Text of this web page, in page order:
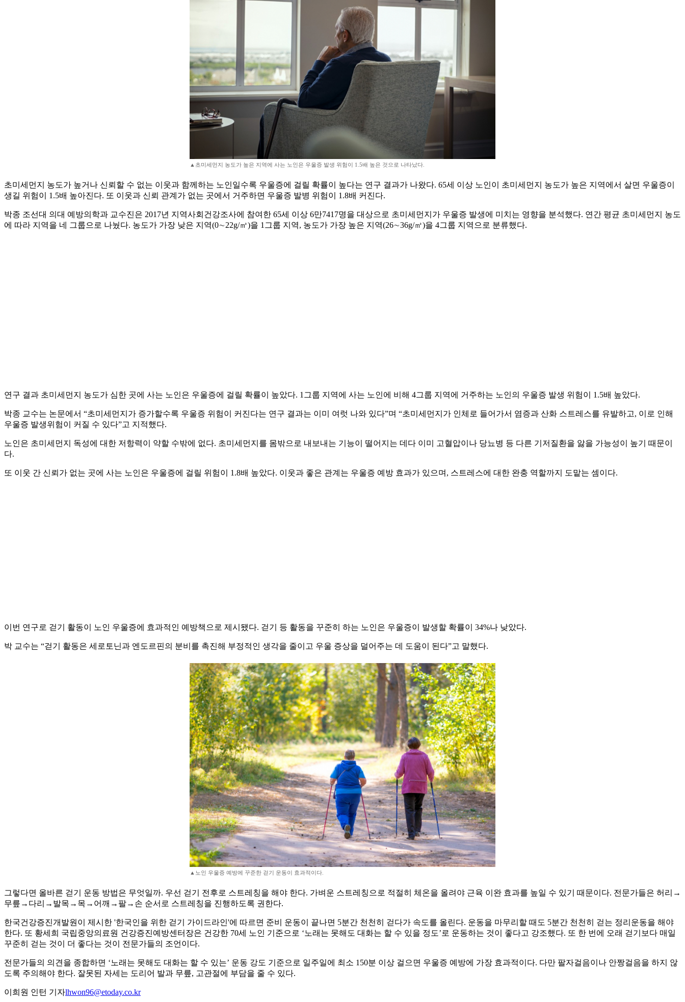
▲초미세먼지 농도가 높은 지역에 사는 노인은 우울증 발생 위험이 1.5배 높은 것으로 나타났다.
초미세먼지 농도가 높거나 신뢰할 수 없는 이웃과 함께하는 노인일수록 우울증에 걸릴 확률이 높다는 연구 결과가 나왔다. 65세 이상 노인이 초미세먼지 농도가 높은 지역에서 살면 우울증이
생길 위험이 1.5배 높아진다. 또 이웃과 신뢰 관계가 없는 곳에서 거주하면 우울증 발병 위험이 1.8배 커진다.
박종 조선대 의대 예방의학과 교수진은 2017년 지역사회건강조사에 참여한 65세 이상 6만7417명을 대상으로 초미세먼지가 우울증 발생에 미치는 영향을 분석했다. 연간 평균 초미세먼지 농도
에 따라 지역을 네 그룹으로 나눴다. 농도가 가장 낮은 지역(0∼22g/㎥)을 1그룹 지역, 농도가 가장 높은 지역(26∼36g/㎥)을 4그룹 지역으로 분류했다.
연구 결과 초미세먼지 농도가 심한 곳에 사는 노인은 우울증에 걸릴 확률이 높았다. 1그룹 지역에 사는 노인에 비해 4그룹 지역에 거주하는 노인의 우울증 발생 위험이 1.5배 높았다.
박종 교수는 논문에서 “초미세먼지가 증가할수록 우울증 위험이 커진다는 연구 결과는 이미 여럿 나와 있다”며 “초미세먼지가 인체로 들어가서 염증과 산화 스트레스를 유발하고, 이로 인해
우울증 발생위험이 커질 수 있다”고 지적했다.
노인은 초미세먼지 독성에 대한 저항력이 약할 수밖에 없다. 초미세먼지를 몸밖으로 내보내는 기능이 떨어지는 데다 이미 고혈압이나 당뇨병 등 다른 기저질환을 앓을 가능성이 높기 때문이
다.
또 이웃 간 신뢰가 없는 곳에 사는 노인은 우울증에 걸릴 위험이 1.8배 높았다. 이웃과 좋은 관계는 우울증 예방 효과가 있으며, 스트레스에 대한 완충 역할까지 도맡는 셈이다.
이번 연구로 걷기 활동이 노인 우울증에 효과적인 예방책으로 제시됐다. 걷기 등 활동을 꾸준히 하는 노인은 우울증이 발생할 확률이 34%나 낮았다.
박 교수는 “걷기 활동은 세로토닌과 엔도르핀의 분비를 촉진해 부정적인 생각을 줄이고 우울 증상을 덜어주는 데 도움이 된다”고 말했다.
▲노인 우울증 예방에 꾸준한 걷기 운동이 효과적이다.
그렇다면 올바른 걷기 운동 방법은 무엇일까. 우선 걷기 전후로 스트레칭을 해야 한다. 가벼운 스트레칭으로 적절히 체온을 올려야 근육 이완 효과를 높일 수 있기 때문이다. 전문가들은 허리→
무릎→다리→발목→목→어깨→팔→손 순서로 스트레칭을 진행하도록 권한다.
한국건강증진개발원이 제시한 '한국인을 위한 걷기 가이드라인'에 따르면 준비 운동이 끝나면 5분간 천천히 걷다가 속도를 올린다. 운동을 마무리할 때도 5분간 천천히 걷는 정리운동을 해야
한다. 또 황세희 국립중앙의료원 건강증진예방센터장은 건강한 70세 노인 기준으로 ‘노래는 못해도 대화는 할 수 있을 정도’로 운동하는 것이 좋다고 강조했다. 또 한 번에 오래 걷기보다 매일
꾸준히 걷는 것이 더 좋다는 것이 전문가들의 조언이다.
전문가들의 의견을 종합하면 ‘노래는 못해도 대화는 할 수 있는’ 운동 강도 기준으로 일주일에 최소 150분 이상 걸으면 우울증 예방에 가장 효과적이다. 다만 팔자걸음이나 안짱걸음을 하지 않
도록 주의해야 한다. 잘못된 자세는 도리어 발과 무릎, 고관절에 부담을 줄 수 있다.
이희원 인턴 기자lhwon96@etoday.co.kr